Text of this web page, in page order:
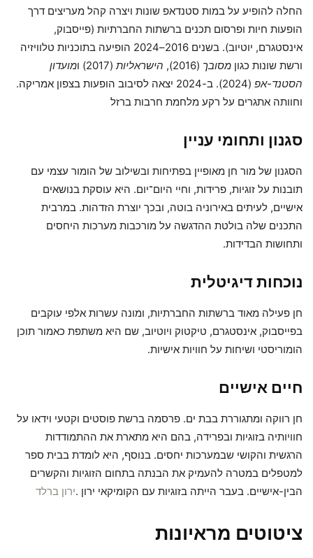
החלה להופיע על במות סטנדאפ שונות ויצרה קהל מעריצים דרך
הופעות חיות ופרסום תכנים ברשתות החברתיות (פייסבוק,
אינסטגרם, יוטיוב). בשנים 2016–2024 הופיעה בתוכניות טלוויזיה
ורשת שונות כגון מסובך (2016), הישראליות(2017) ו
מועדון
הסטנד-אפ
(2024). ב-2024 יצאה לסיבוב הופעות בצפון אמריקה.
וחוותה אתגרים על רקע מלחמת חרבות ברזל
סגנון ותחומי עניין
הסגנון של מור חן מאופיין בפתיחות ובשילוב של הומור עצמי עם
תובנות על זוגיות, פרידות, וחיי היום־יום. היא עוסקת בנושאים
אישיים, לעיתים באירוניה בוטה, ובכך יוצרת הזדהות. במרבית
התכנים שלה בולטת ההדגשה על מורכבות מערכות היחסים
ותחושות הבדידות.
נוכחות דיגיטלית
חן פעילה מאוד ברשתות החברתיות, ומונה עשרות אלפי עוקבים
בפייסבוק, אינסטגרם, טיקטוק ויוטיוב, שם היא משתפת כאמור תוכן
הומוריסטי ושיחות על חוויות אישיות.
חיים אישיים
חן רווקה ומתגוררת בבת ים. פרסמה ברשת פוסטים וקטעי וידאו על
חוויותיה בזוגיות ובפרידה, בהם היא מתארת את ההתמודדות
הרגשית והקושי שבמערכות יחסים. בנוסף, היא לומדת בבית ספר
למטפלים במטרה להעמיק את הבנתה בתחום הזוגיות והקשרים
הבין-אישיים. בעבר הייתה בזוגיות עם הקומיקאי ירון .ירון ברלד
ציטוטים מראיונות